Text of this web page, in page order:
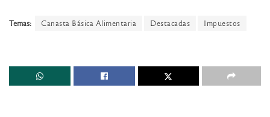
Temas: Canasta Básica Alimentaria Destacadas Impuestos